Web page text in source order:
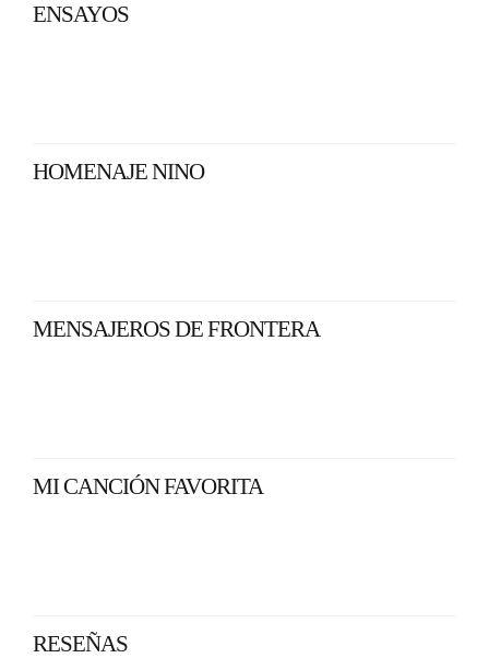
ENSAYOS
HOMENAJE NINO
MENSAJEROS DE FRONTERA
MI CANCIÓN FAVORITA
RESEÑAS